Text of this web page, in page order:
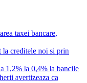
taxei bancare,
creditele noi si prin
1,2% la 0,4% la bancile
avertizeaza ca